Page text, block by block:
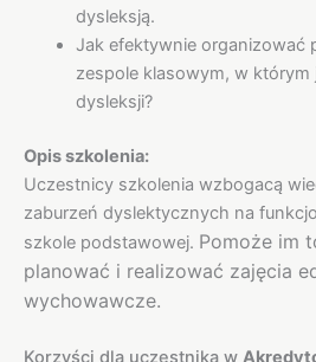
dysleksją.
Jak efektywnie organizować
zespole klasowym, w którym
dysleksji?
Opis szkolenia:
Uczestnicy szkolenia wzbogacą
zaburzeń dyslektycznych na
szkole podstawowej. Pomoże im
planować i realizować zajęcia
wychowawcze.
Korzyści dla uczestnika w